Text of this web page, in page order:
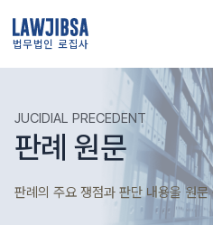
법무법인 로집사
JUCIDIAL PRECEDENT
판례 원문
판례의 주요 쟁점과 판단 내용을 원